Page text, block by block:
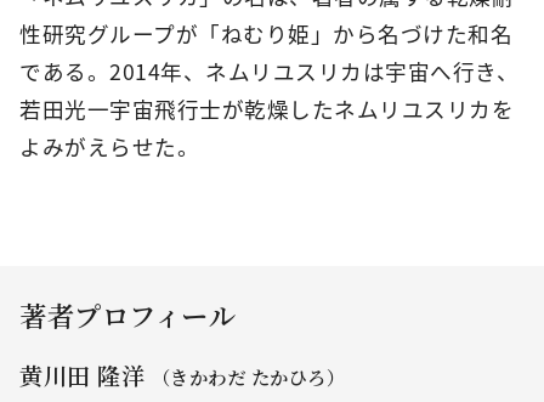
性研究グループが「ねむり姫」から名づけた和名
である。2014年、ネムリユスリカは宇宙へ行き、
若田光一宇宙飛行士が乾燥したネムリユスリカを
よみがえらせた。
著者プロフィール
黄川田 隆洋 （きかわだ たかひろ）